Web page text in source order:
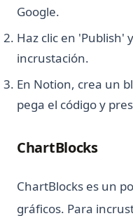
Google.
Haz clic en 'Publish'
incrustación.
En Notion, crea un
pega el código y
ChartBlocks
ChartBlocks es un
gráficos. Para